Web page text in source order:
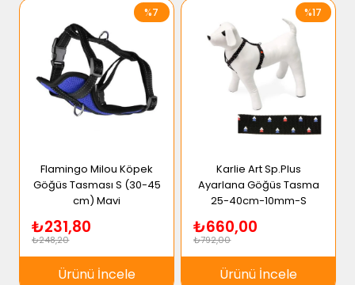
Flamingo Milou Köpek
Göğüs Tasması S (30-45
cm) Mavi
₺231,80
₺248,20
Ürünü İncele
%7
Karlie Art Sp.Plus
Ayarlana Göğüs Tasma
25-40cm-10mm-S
₺660,00
₺792,00
Ürünü İncele
%17